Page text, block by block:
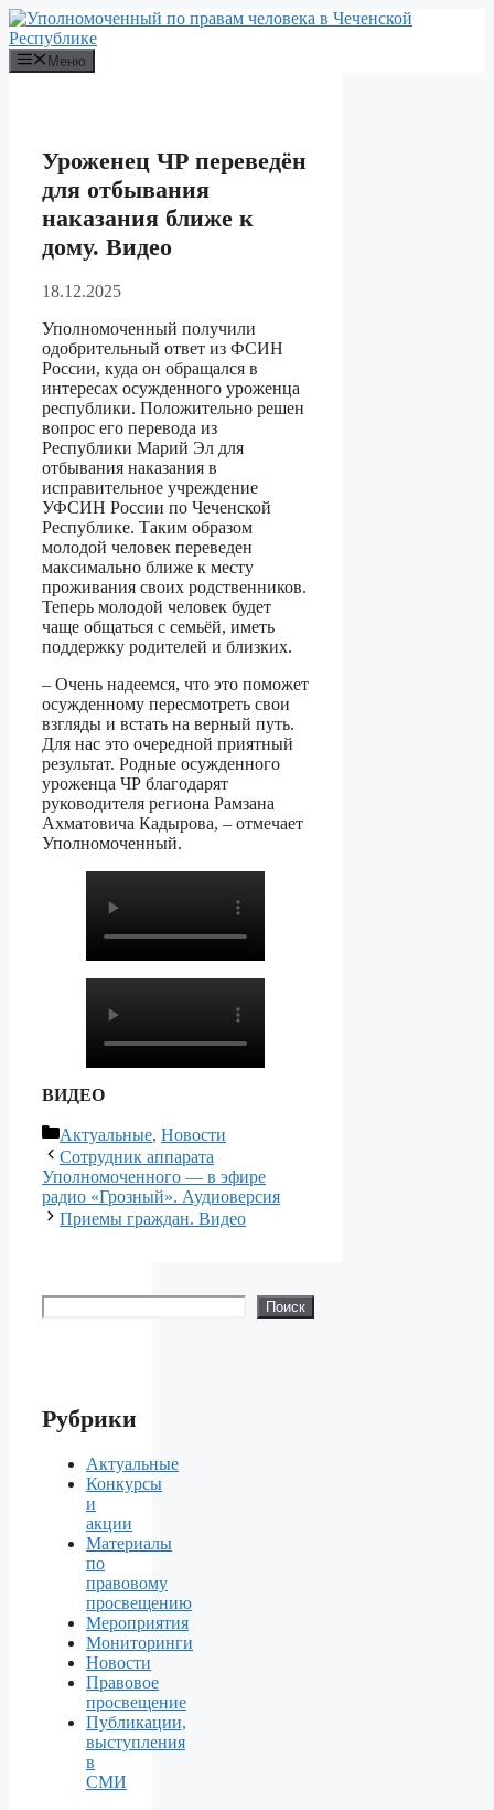
Перейти
к
содержимому
Меню
Уроженец ЧР переведён
для отбывания
наказания ближе к
дому. Видео
18.12.2025
Уполномоченный получили
одобрительный ответ из ФСИН
России, куда он обращался в
интересах осужденного уроженца
республики. Положительно решен
вопрос его перевода из
Республики Марий Эл для
отбывания наказания в
исправительное учреждение
УФСИН России по Чеченской
Республике. Таким образом
молодой человек переведен
максимально ближе к месту
проживания своих родственников.
Теперь молодой человек будет
чаще общаться с семьёй, иметь
поддержку родителей и близких.
– Очень надеемся, что это поможет
осужденному пересмотреть свои
взгляды и встать на верный путь.
Для нас это очередной приятный
результат. Родные осужденного
уроженца ЧР благодарят
руководителя региона Рамзана
Ахматовича Кадырова, – отмечает
Уполномоченный.
ВИДЕО
Рубрики
Актуальные, Новости
Сотрудник аппарата
Уполномоченного — в эфире
радио «Грозный». Аудиоверсия
Приемы граждан. Видео
Поиск Поиск
Рубрики
Актуальные
Конкурсы
и
акции
Материалы
по
правовому
просвещению
Мероприятия
Мониторинги
Новости
Правовое
просвещение
Публикации,
выступления
в
СМИ